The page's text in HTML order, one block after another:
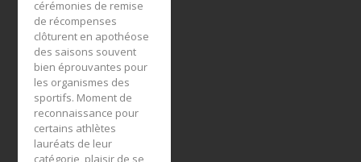
cérémonies de remise
de récompenses
clôturent en apothéose
des saisons souvent
bien éprouvantes pour
les organismes des
sportifs. Moment de
reconnaissance pour
certains athlètes
lauréats de leur
catégorie, plaisir de se